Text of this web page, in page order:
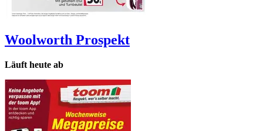
Woolworth Prospekt
Läuft heute ab